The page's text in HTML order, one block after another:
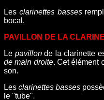
Les clarinettes basses
bocal.
PAVILLON DE LA
Le pavillonde la clarinette
de main droite. Cet élément
son.
Les clarinettes basses
le "tube".